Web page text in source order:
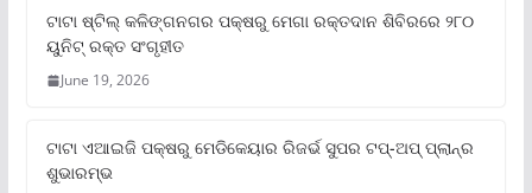
ଟାଟା ଷ୍ଟିଲ୍‌ କଳିଙ୍ଗନଗର ପକ୍ଷରୁ ମେଗା ରକ୍ତଦାନ ଶିବିରରେ ୨୮୦
ୟୁନିଟ୍‌ ରକ୍ତ ସଂଗୃହୀତ
June 19, 2026
ଟାଟା ଏଆଇଜି ପକ୍ଷରୁ ମେଡିକେୟାର ରିଜର୍ଭ ସୁପର ଟପ୍‌-ଅପ୍ ପ୍ଲାନ୍‌ର
ଶୁଭାରମ୍ଭ